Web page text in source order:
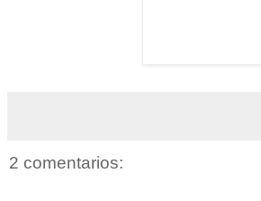
2 comentarios: